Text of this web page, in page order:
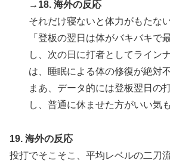
→18. 海外の反応
それだけ寝ないと体力がもたな
「登板の翌日は体がバキバキで
し、次の日に打者としてライン
は、睡眠による体の修復が絶対
まあ、データ的には登板翌日の
し、普通に休ませた方がいい気
19. 海外の反応
投打でそこそこ、平均レベルの二刀